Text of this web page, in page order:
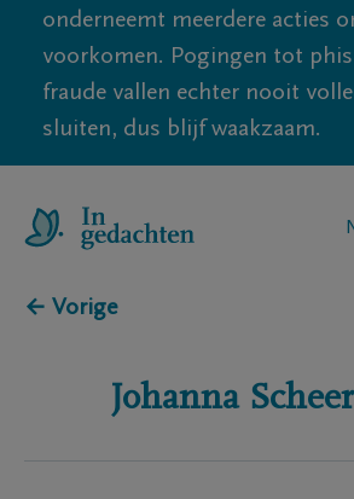
onderneemt meerdere acties
voorkomen. Pogingen tot
fraude vallen echter nooit
sluiten, dus blijf waakzaam.
← Vorige
Johanna